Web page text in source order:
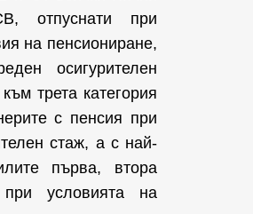
отпуснати при
на пенсиониране,
осигурителен
трета категория
с пенсия при
стаж, а с най-
първа, втора
условията на